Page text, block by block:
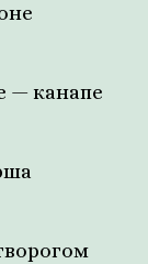
— канапе